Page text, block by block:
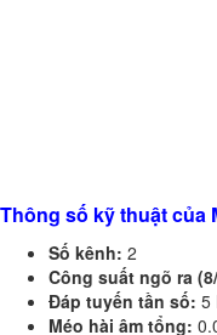
Thông số kỹ thuật của
Số kênh: 2
Công suất ngõ ra
Đáp tuyến tần số: 5
Méo hài âm tổng: